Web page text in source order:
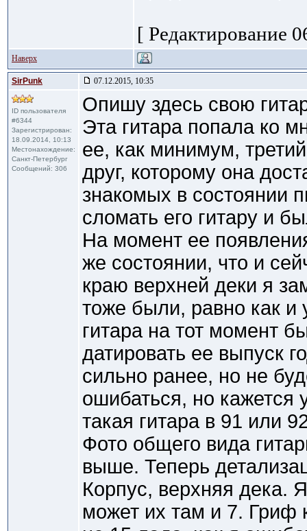
[ Редактирование
Наверх
SirPunk 07.12.2015, 10:35
ID пользователя
#6344
Зарегистрирован:
18.09.2014, 10:13
Местонахождение:
Санкт-Петербург
Сообщений: 306
Опишу здесь свою
Эта гитара попала ко
ее, как минимум,
друг, которому она
знакомых в состоянии
сломать его гитару и
На момент ее
же состоянии, что и
краю верхней деки я
тоже были, равно как и
гитара на тот момент
датировать ее выпуск
сильно ранее, но не
ошибаться, но кажется
такая гитара в 91 или
Фото общего вида
выше. Теперь
Корпус, верхняя дека.
может их там и 7. Гриф